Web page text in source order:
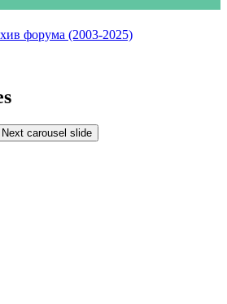
форума (2003-2025)
Next carousel slide